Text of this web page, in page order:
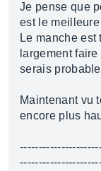
Je pense que
est le
Le manche
largement
serais
Maintenant vu
encore plus